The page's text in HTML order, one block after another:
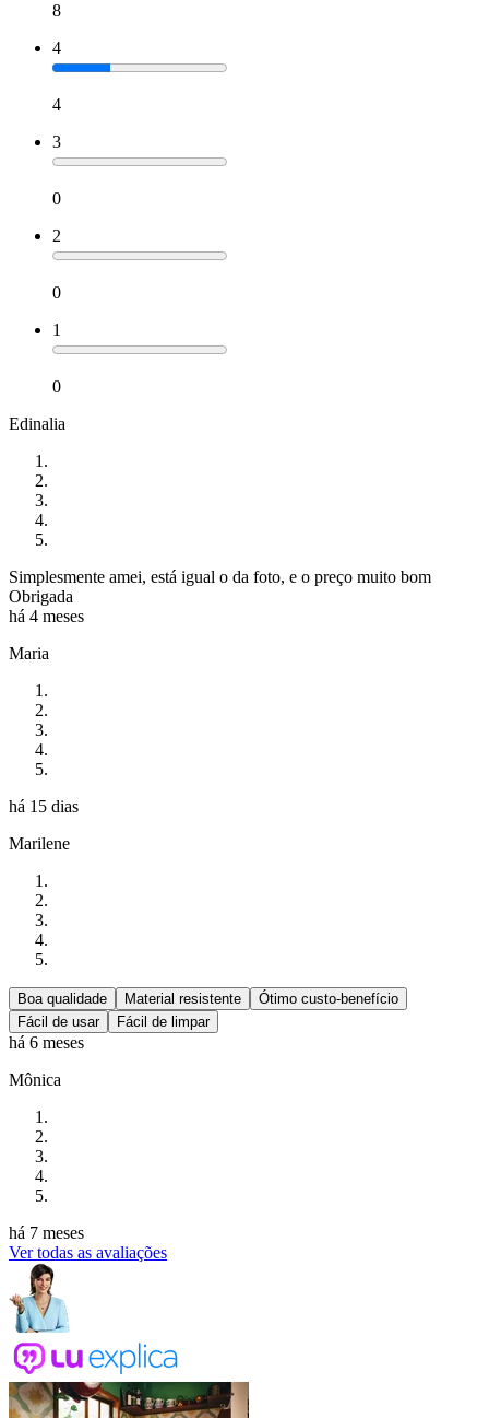
8
4
4
3
0
2
0
1
0
Edinalia
Simplesmente amei, está igual o da foto, e o preço muito bom
Obrigada
há 4 meses
Maria
há 15 dias
Marilene
Boa qualidade Material resistente
Ótimo custo-benefício
Fácil de usar
Fácil de limpar
há 6 meses
Mônica
há 7 meses
Ver todas as avaliações